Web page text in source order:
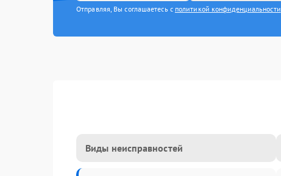
Отправляя, Вы соглашаетесь с политикой конфиденциальности
Виды неисправностей